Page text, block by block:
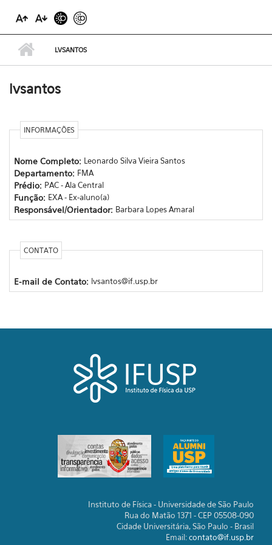
LVSANTOS
lvsantos
INFORMAÇÕES
Nome Completo: Leonardo Silva Vieira Santos
Departamento: FMA
Prédio: PAC - Ala Central
Função: EXA - Ex-aluno(a)
Responsável/Orientador: Barbara Lopes Amaral
CONTATO
E-mail de Contato: lvsantos@if.usp.br
Instituto de Física - Universidade de São Paulo
Rua do Matão 1371 - CEP 05508-090
Cidade Universitária, São Paulo - Brasil
Email:contato@if.usp.br